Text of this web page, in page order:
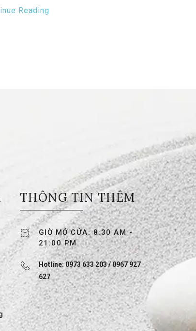
Reading
THÔNG TIN THÊM
GIỜ MỞ CỬA: 8:30 AM -
21:00 PM
Hotline: 0973 633 203 / 0967 927
627